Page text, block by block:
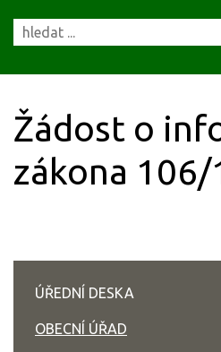
Žádost o
zákona 106/
ÚŘEDNÍ DESKA
OBECNÍ ÚŘAD